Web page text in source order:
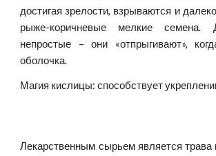
достигая зрелости, взрываются и
рыже-коричневые мелкие
непростые – они «отпрыгивают»,
оболочка.
Магия кислицы: способствует
Лекарственным сырьем является трава